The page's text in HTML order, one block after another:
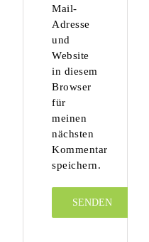
Mail-
Adresse
und
Website
in diesem
Browser
für
meinen
nächsten
Kommentar
speichern.